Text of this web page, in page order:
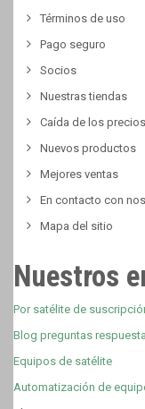
Términos de uso
Pago seguro
Socios
Nuestras tiendas
Caída de los precios
Nuevos productos
Mejores ventas
En contacto con
Mapa del sitio
Nuestros
Por satélite de
Blog preguntas
Equipos de satélite
Automatización de